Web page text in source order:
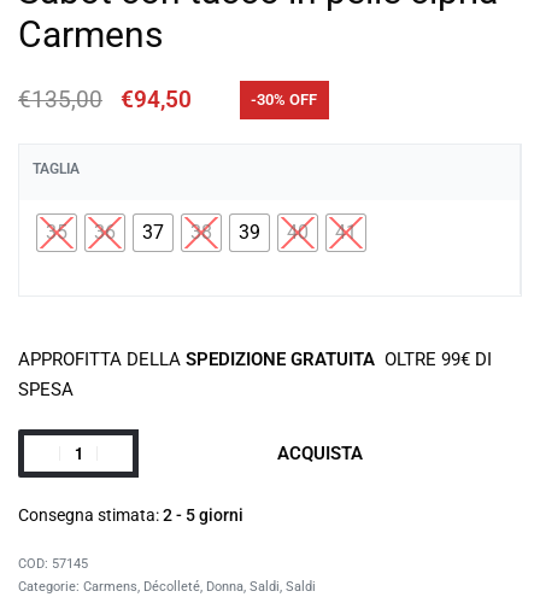
Carmens
€135,00 €94,50 -30% OFF
TAGLIA
35 36 37 38 39 40 41
APPROFITTA DELLA SPEDIZIONE GRATUITA OLTRE 99€ DI
SPESA
ACQUISTA
Consegna stimata:2 - 5 giorni
57145
Categorie: Carmens, Décolleté, Donna, Saldi, Saldi